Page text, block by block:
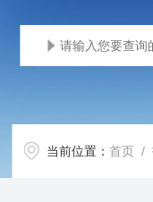
当前位置：首页 /